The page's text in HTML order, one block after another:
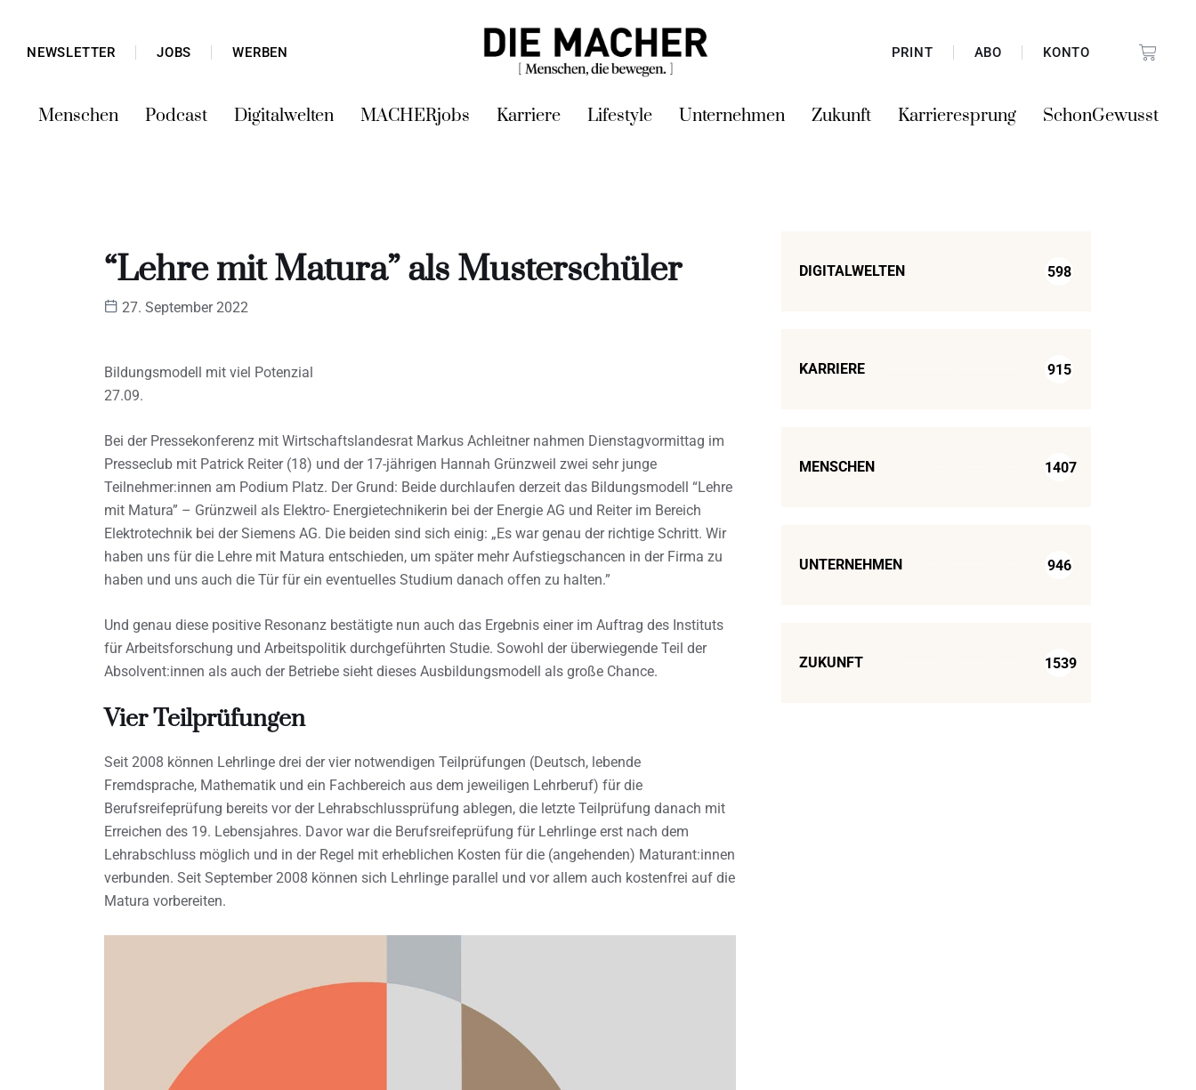
NEWSLETTER JOBS WERBEN PRINT ABO KONTO
Menschen Podcast Digitalwelten MACHERjobs Karriere Lifestyle Unternehmen Zukunft Karrieresprung SchonGewusst
“Lehre mit Matura” als Musterschüler
27. September 2022
Bildungsmodell mit viel Potenzial
27.09.
Bei der Pressekonferenz mit Wirtschaftslandesrat Markus Achleitner nahmen Dienstagvormittag im
Presseclub mit Patrick Reiter (18) und der 17-jährigen Hannah Grünzweil zwei sehr junge
Teilnehmer:innen am Podium Platz. Der Grund: Beide durchlaufen derzeit das Bildungsmodell “Lehre
mit Matura” – Grünzweil als Elektro- Energietechnikerin bei der Energie AG und Reiter im Bereich
Elektrotechnik bei der Siemens AG. Die beiden sind sich einig: „Es war genau der richtige Schritt. Wir
haben uns für die Lehre mit Matura entschieden, um später mehr Aufstiegschancen in der Firma zu
haben und uns auch die Tür für ein eventuelles Studium danach offen zu halten.”
Und genau diese positive Resonanz bestätigte nun auch das Ergebnis einer im Auftrag des Instituts
für Arbeitsforschung und Arbeitspolitik durchgeführten Studie. Sowohl der überwiegende Teil der
Absolvent:innen als auch der Betriebe sieht dieses Ausbildungsmodell als große Chance.
Vier Teilprüfungen
Seit 2008 können Lehrlinge drei der vier notwendigen Teilprüfungen (Deutsch, lebende
Fremdsprache, Mathematik und ein Fachbereich aus dem jeweiligen Lehrberuf) für die
Berufsreifeprüfung bereits vor der Lehrabschlussprüfung ablegen, die letzte Teilprüfung danach mit
Erreichen des 19. Lebensjahres. Davor war die Berufsreifeprüfung für Lehrlinge erst nach dem
Lehrabschluss möglich und in der Regel mit erheblichen Kosten für die (angehenden) Maturant:innen
verbunden. Seit September 2008 können sich Lehrlinge parallel und vor allem auch kostenfrei auf die
Matura vorbereiten.
DIGITALWELTEN 598
KARRIERE 915
MENSCHEN 1407
UNTERNEHMEN 946
ZUKUNFT 1539